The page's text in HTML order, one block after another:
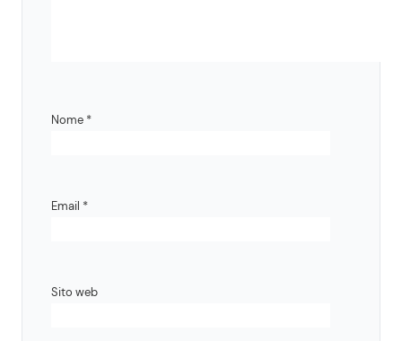
Nome *
Email *
Sito web